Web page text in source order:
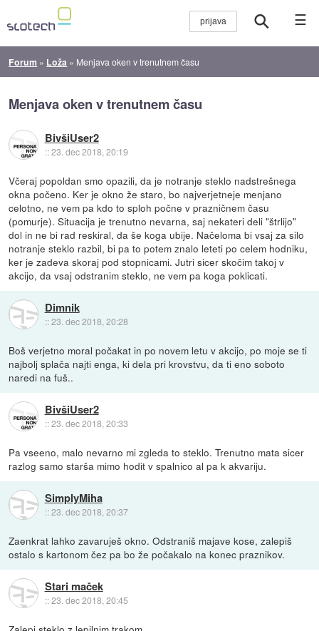
☰
Forum » Loža » Menjava oken v trenutnem času
Menjava oken v trenutnem času
BivšiUser2
::23. dec 2018, 20:19
Včeraj popoldan smo opazili, da je notranje steklo nadstrešnega
okna počeno. Ker je okno že staro, bo najverjetneje menjano
celotno, ne vem pa kdo to sploh počne v prazničnem času
(pomurje). Situacija je trenutno nevarna, saj nekateri deli "štrlijo"
dol in ne bi rad reskiral, da še koga ubije. Načeloma bi vsaj za silo
notranje steklo razbil, bi pa to potem znalo leteti po celem hodniku,
ker je zadeva skoraj pod stopnicami. Jutri sicer skočim takoj v
akcijo, da vsaj odstranim steklo, ne vem pa koga poklicati.
Dimnik
::23. dec 2018, 20:28
Boš verjetno moral počakat in po novem letu v akcijo, po moje se ti
najbolj splača najti enga, ki dela pri krovstvu, da ti eno soboto
naredi na fuš..
BivšiUser2
::23. dec 2018, 20:33
Pa vseeno, malo nevarno mi zgleda to steklo. Trenutno mata sicer
razlog samo starša mimo hodit v spalnico al pa k akvariju.
SimplyMiha
::23. dec 2018, 20:37
Zaenkrat lahko zavaruješ okno. Odstraniš majave kose, zalepiš
ostalo s kartonom čez pa bo že počakalo na konec praznikov.
Stari maček
::23. dec 2018, 20:45